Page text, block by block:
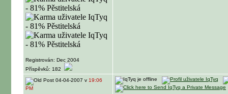
Registrován: Dec 2004
Příspěvků: 182
04-04-2007 v 19:06
PM